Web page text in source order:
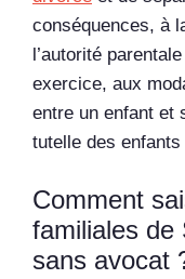
conséquences, à
l’autorité
exercice, aux
entre un enfant et
tutelle des
Comment
familiales de
sans avocat